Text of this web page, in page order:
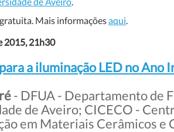
Mais informaçõesaqui.
2015, 21h30
a iluminação LED no Ano
- DFUA - Departamento de
de Aveiro; CICECO -
em Materiais Cerâmicos e